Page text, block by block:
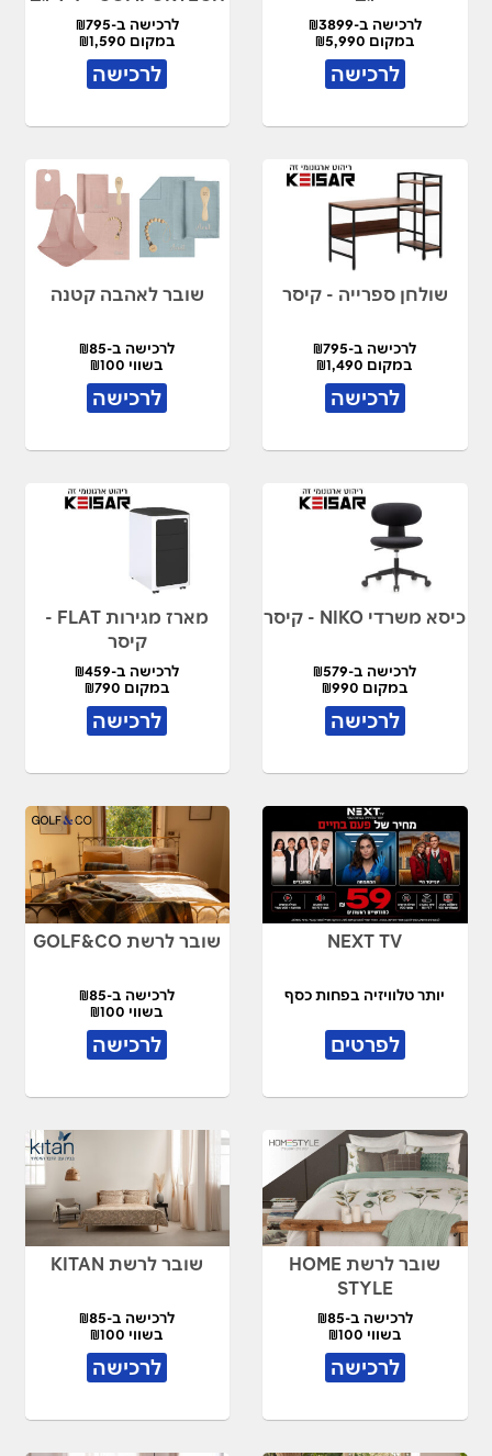
לרכישה ב-₪3899
במקום ₪5,990
לרכישה
לרכישה ב-₪795
במקום ₪1,590
לרכישה
שולחן ספרייה - קיסר
לרכישה ב-₪795
במקום ₪1,490
לרכישה
שובר לאהבה קטנה
לרכישה ב-₪85
בשווי ₪100
לרכישה
כיסא משרדי NIKO - קיסר
לרכישה ב-₪579
במקום ₪990
לרכישה
מארז מגירות FLAT -
קיסר
לרכישה ב-₪459
במקום ₪790
לרכישה
NEXT TV
יותר טלוויזיה בפחות כסף
לפרטים
שובר לרשת GOLF&CO
לרכישה ב-₪85
בשווי ₪100
לרכישה
שובר לרשת HOME
STYLE
לרכישה ב-₪85
בשווי ₪100
לרכישה
שובר לרשת KITAN
לרכישה ב-₪85
בשווי ₪100
לרכישה